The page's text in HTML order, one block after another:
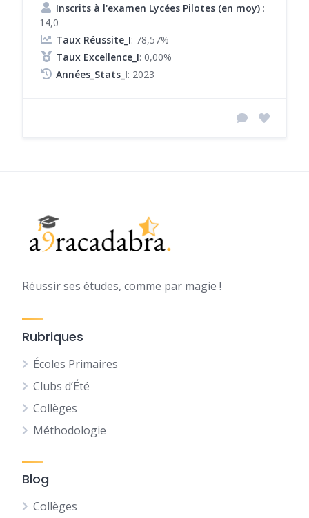
Inscrits à l'examen Lycées Pilotes (en moy) :
14,0
Taux Réussite_I: 78,57%
Taux Excellence_I: 0,00%
Années_Stats_I: 2023
Réussir ses études, comme par magie !
Rubriques
Écoles Primaires
Clubs d’Été
Collèges
Méthodologie
Blog
Collèges